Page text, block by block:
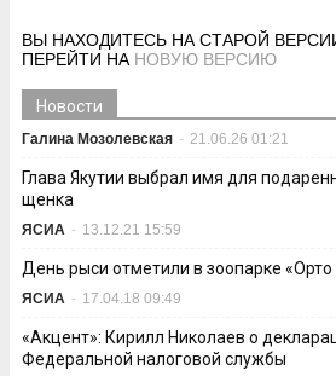
ВЫ НАХОДИТЕСЬ НА СТАРОЙ
ПЕРЕЙТИ НА НОВУЮ ВЕРСИЮ
Новости
Галина Мозолевская - 21.06.26 01:21
Глава Якутии выбрал имя для
щенка
ЯСИА - 13.12.21 15:59
День рыси отметили в зоопарке
ЯСИА - 17.04.18 09:49
«Акцент»: Кирилл Николаев о
Федеральной налоговой службы